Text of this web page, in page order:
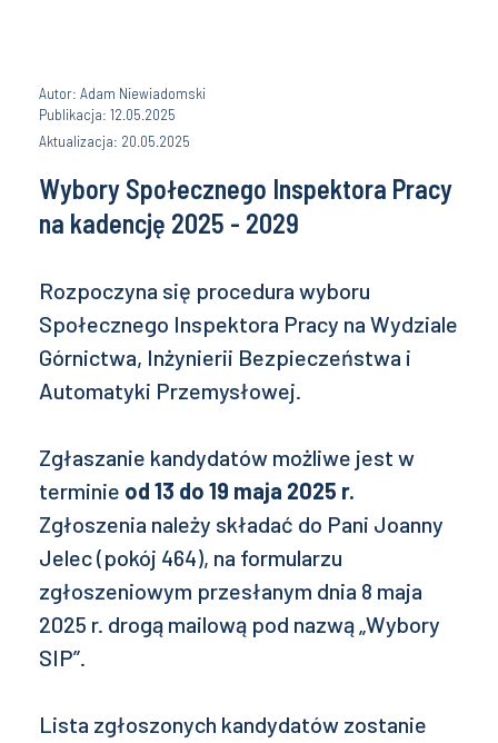
Autor: Adam Niewiadomski
Publikacja: 12.05.2025
Aktualizacja: 20.05.2025
Wybory Społecznego Inspektora Pracy
na kadencję 2025 - 2029
Rozpoczyna się procedura wyboru
Społecznego Inspektora Pracy na Wydziale
Górnictwa, Inżynierii Bezpieczeństwa i
Automatyki Przemysłowej.
Zgłaszanie kandydatów możliwe jest w
terminie od 13 do 19 maja 2025 r.
Zgłoszenia należy składać do Pani Joanny
Jelec (pokój 464), na formularzu
zgłoszeniowym przesłanym dnia 8 maja
2025 r. drogą mailową pod nazwą „Wybory
SIP”.
Lista zgłoszonych kandydatów zostanie